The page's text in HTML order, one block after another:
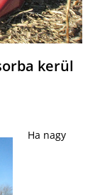
kerül
Ha nagy